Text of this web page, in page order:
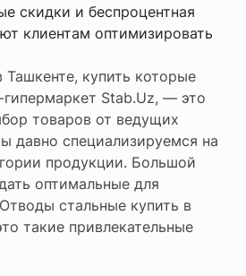
скидки и беспроцентная
клиентам оптимизировать
купить которые
гипермаркет Stab.Uz, — это
товаров от ведущих
давно специализируемся на
продукции. Большой
оптимальные для
стальные купить в
такие привлекательные